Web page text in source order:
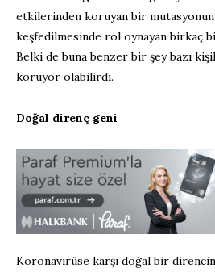
etkilerinden koruyan bir mutasyonun
keşfedilmesinde rol oynayan birkaç
Belki de buna benzer bir şey bazı
koruyor olabilirdi.
Doğal direnç geni
Koronavirüse karşı doğal bir